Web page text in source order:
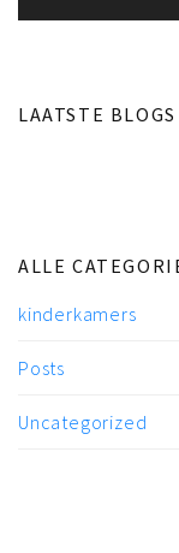
LAATSTE BLOGS
ALLE
kinderkamers
Posts
Uncategorized